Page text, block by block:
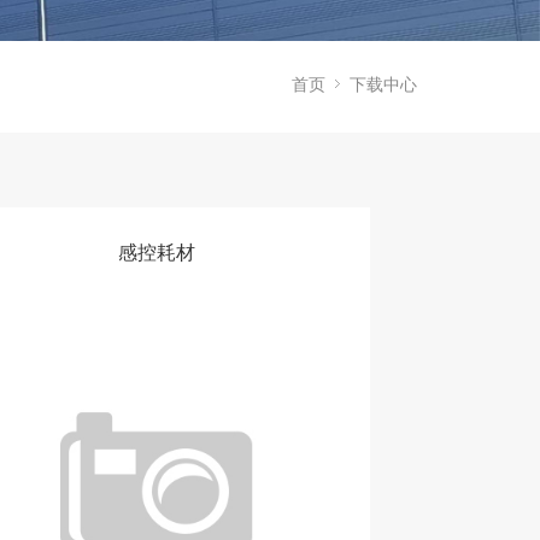
首页 下载中心
感控耗材